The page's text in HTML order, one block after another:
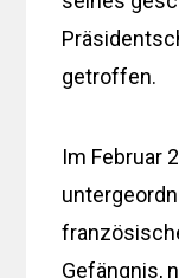
getroffen.
Im Februar
Gefängnis,